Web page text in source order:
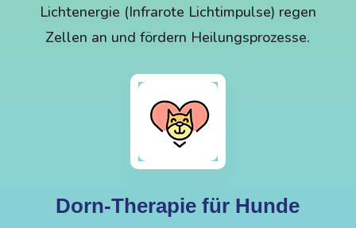
Lichtenergie (Infrarote Lichtimpulse) regen
Zellen an und fördern Heilungsprozesse.
Dorn-Therapie für Hunde